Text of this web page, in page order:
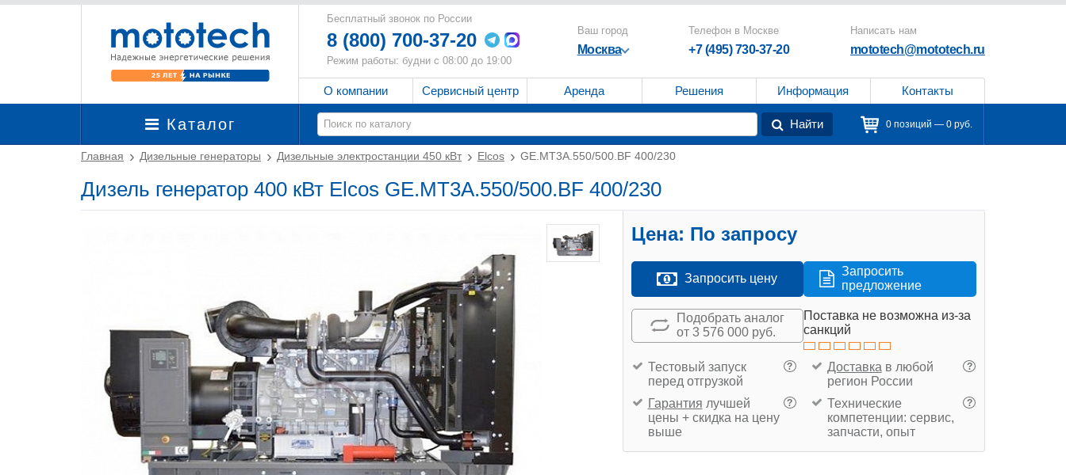
Бесплатный звонок по России
8 (800) 700-37-20
Режим работы: будни с 08:00 до 19:00
Ваш город
Москва
Телефон в Москве
+7 (495) 730-37-20
Написать нам
mototech@mototech.ru
О компании Сервисный центр Аренда Решения Информация Контакты
Каталог Найти 0 позиций — 0 руб.
Главная Дизельные генераторы Дизельные электростанции 450 кВт Elcos GE.MT3A.550/500.BF 400/230
Дизель генератор 400 кВт Elcos GE.MT3A.550/500.BF 400/230
Цена: По запросу
Запросить цену
Запросить
предложение
Подобрать аналог
от 3 576 000 руб.
Поставка не возможна из-за
санкций
?
Тестовый запуск
перед отгрузкой
?
Доставка в любой
регион России
?
Гарантия лучшей
цены + скидка на цену
выше
?
Технические
компетенции: сервис,
запчасти, опыт